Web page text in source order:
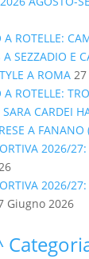
A ROTELLE:
A SEZZADIO E
A ROMA
ROTELLE:
CARDEI
A FANANO
2026/
2026/
Giugno 2026